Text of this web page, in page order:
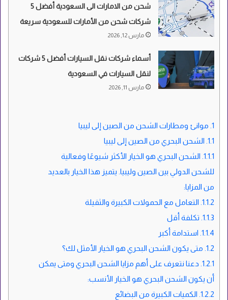
شحن من الامارات الى السعودية أفضل 5
شركات شحن من الأمارات للسعودية سريعة
مارس 12, 2026
أسماء شركات نقل السيارات أفضل 5 شركات
لنقل السيارات في السعودية
مارس 11, 2026
1. موانئ ومطارات الشحن من الصين إلى ليبيا
1.1. الشحن البحري من الصين إلى ليبيا
1.1.1. الشحن البحري هو الخيار الأكثر شيوعًا وفعالية
للشحن الدولي بين الصين وليبيا. يتميز هذا الخيار بالعديد
من المزايا:
1.1.2. التعامل مع الحمولات الكبيرة والثقيلة
1.1.3. تكلفة أقل
1.1.4. استدامة أكبر
1.2. متى يكون الشحن البحري هو الخيار الأمثل لك؟
1.2.1. دعنا نتعرف على أهم مزايا الشحن البحري ومتى يمكن
أن يكون الشحن البحري هو الخيار الأنسب:
1.2.2. الكميات الكبيرة من البضائع